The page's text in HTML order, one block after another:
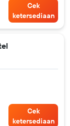
Cek
ketersediaan
Cek
ketersediaan